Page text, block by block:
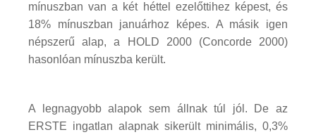
mínuszban van a két héttel ezelőttihez képest, és
18% mínuszban januárhoz képes. A másik igen
népszerű alap, a HOLD 2000 (Concorde 2000)
hasonlóan mínuszba került.
A legnagyobb alapok sem állnak túl jól. De az
ERSTE ingatlan alapnak sikerült minimális, 0,3%